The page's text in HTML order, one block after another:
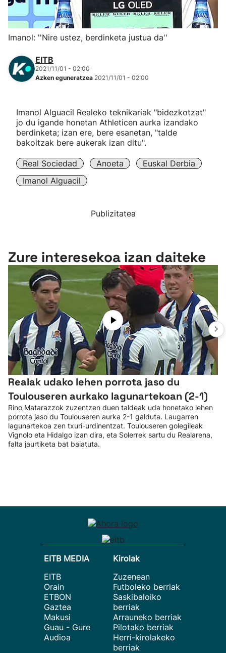
Herri-kirolak
Eskubaloia
Kirolak 360
Mendi-lasterketak
"Helmuga"
Imanol: ''Nire ustez, berdinketa justua da''
EITB
2021/11/01 - 02:00
Azken eguneratzea 2021/11/01 - 02:00
Imanol Alguacil Realeko teknikariak "bidezkotzat"
jo du igande honetan Athleticen aurka izandako
berdinketa; izan ere, bere esanetan, "talde
bakoitzak bere aukerak izan ditu".
Real Sociedad Anoeta
Euskal Derbia
Imanol Alguacil
Publizitatea
Zure interesekoa izan daiteke
Realak udako lehen porrota jaso du
Toulouseren aurkako lagunartekoan (2-1)
Rino Matarazzok zuzentzen duen taldeak uda honetako lehen
porrota jaso du Toulouseren aurka 2-1 galduta. Laugarren
lagunartekoa zen txuri-urdinentzat. Toulouseren golegileak
Vignolo eta Hidalgo izan dira, eta Solerrek sartu du Realarena,
falta jaurtiketa bat baiatuta.
EITB MEDIA
EITB
Orain
ETBON
Gaztea
Makusi
Guau - Gure
Audioa
Kirolak
Zuzenean
Futboleko berriak
Saskibaloiko
berriak
Arrauneko berriak
Pilotako berriak
Herri-kirolakeko
berriak